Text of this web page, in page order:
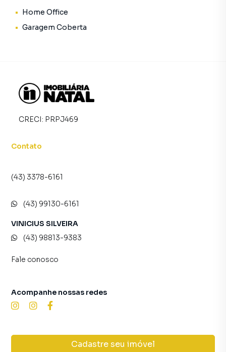
Home Office
Garagem Coberta
CRECI: PRPJ469
Contato
(43) 3378-6161
(43) 99130-6161
VINICIUS SILVEIRA
(43) 98813-9383
Fale conosco
Cadastre seu imóvel
Acompanhe nossas redes